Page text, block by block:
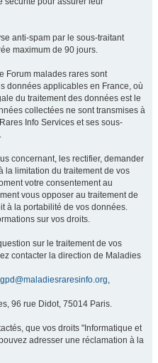
anti-spam par le sous-traitant
maximum de 90 jours.
Forum malades rares sont
données applicables en France, où
du traitement des données est le
collectées ne sont transmises à
Info Services et ses sous-
concernant, les rectifier, demander
la limitation du traitement de vos
votre consentement au
vous opposer au traitement de
à la portabilité de vos données.
sur vos droits.
sur le traitement de vos
contacter la direction de Maladies
,
96 rue Didot, 75014 Paris.
que vos droits "Informatique et
adresser une réclamation à la